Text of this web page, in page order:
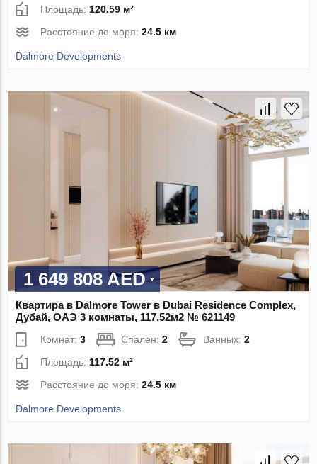
Площадь: 120.59 м²
Расстояние до моря:24.5 км
Dalmore Developments
1 649 808 AED
Квартира в Dalmore Tower в Dubai Residence Complex,
Дубай, ОАЭ 3 комнаты, 117.52м2 № 621149
Комнат:3 Спален:2 Ванных:2
Площадь: 117.52 м²
Расстояние до моря:24.5 км
Dalmore Developments